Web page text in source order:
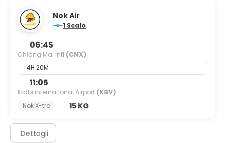
Nok Air
1 Scalo
06:45
Chiang Mai Intl (CNX)
4H 20M
11:05
Krabi international Airport (KBV)
Nok X-tra
15 KG
Dettagli